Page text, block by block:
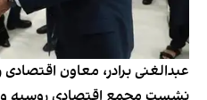
عبدالغنی برادر، معاون